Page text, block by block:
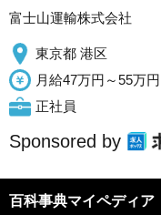
富士山運輸株式会社
東京都 港区
月給47万円～55万円
正社員
Sponsored by
百科事典マイペディア